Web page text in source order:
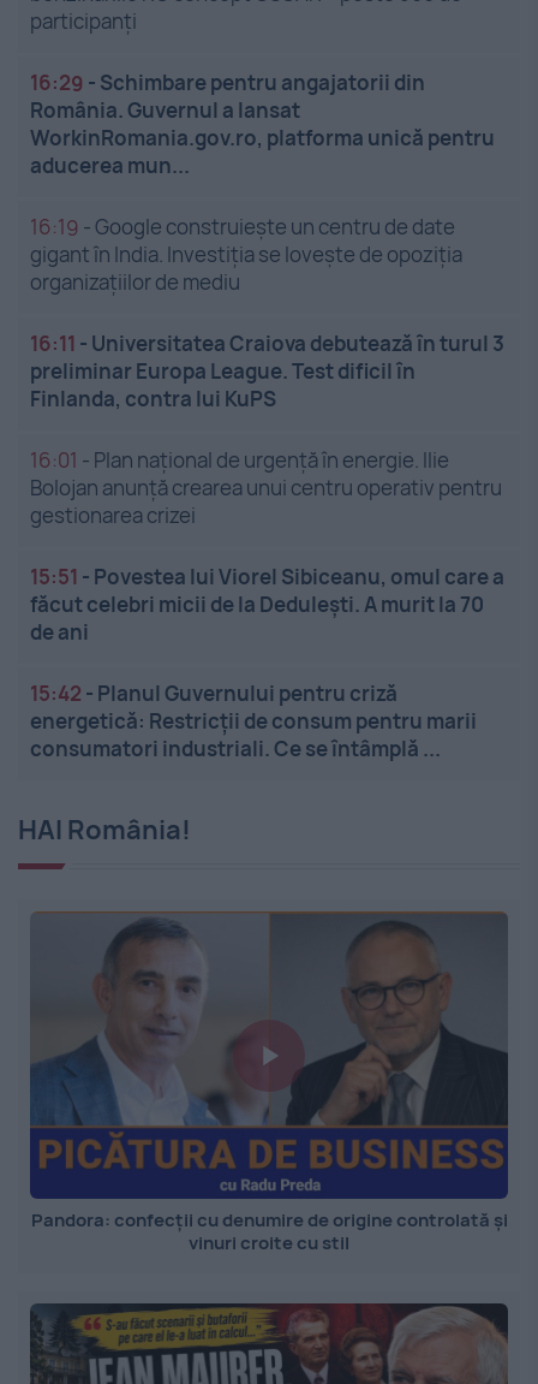
participanți
16:29 - Schimbare pentru angajatorii din
România. Guvernul a lansat
WorkinRomania.gov.ro, platforma unică pentru
aducerea mun...
16:19 -Google construiește un centru de date
gigant în India. Investiția se lovește de opoziția
organizațiilor de mediu
16:11 - Universitatea Craiova debutează în turul 3
preliminar Europa League. Test dificil în
Finlanda, contra lui KuPS
16:01 - Plan național de urgență în energie. Ilie
Bolojan anunță crearea unui centru operativ pentru
gestionarea crizei
15:51 - Povestea lui Viorel Sibiceanu, omul care a
făcut celebri micii de la Dedulești. A murit la 70
de ani
15:42 - Planul Guvernului pentru criză
energetică: Restricții de consum pentru marii
consumatori industriali. Ce se întâmplă ...
HAI România!
Pandora: confecții cu denumire de origine controlată și
vinuri croite cu stil